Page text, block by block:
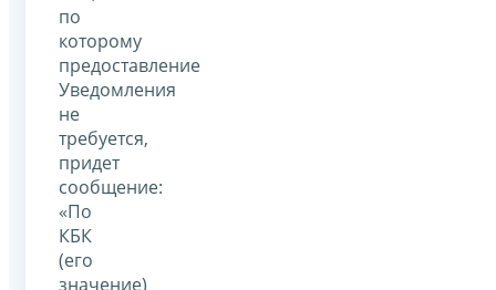
по
которому
предоставление
Уведомления
не
требуется,
придет
сообщение:
«По
КБК
(его
значение)